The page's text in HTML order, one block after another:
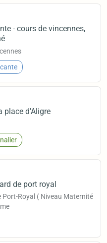
- cours de vincennes,
place d'Aligre
de port royal
Port-Royal ( Niveau Maternité